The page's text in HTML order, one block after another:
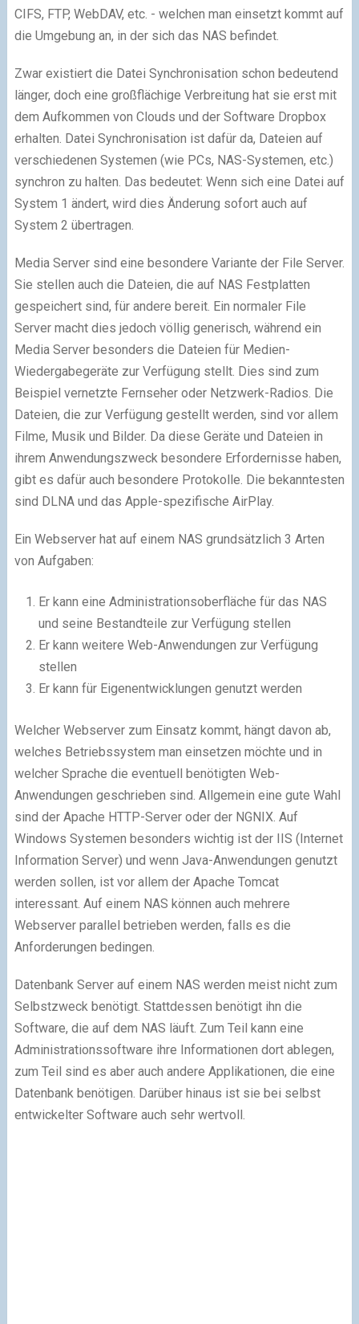
CIFS, FTP, WebDAV, etc. - welchen man einsetzt kommt auf
die Umgebung an, in der sich das NAS befindet.
Zwar existiert die Datei Synchronisation schon bedeutend
länger, doch eine großflächige Verbreitung hat sie erst mit
dem Aufkommen von Clouds und der Software Dropbox
erhalten. Datei Synchronisation ist dafür da, Dateien auf
verschiedenen Systemen (wie PCs, NAS-Systemen, etc.)
synchron zu halten. Das bedeutet: Wenn sich eine Datei auf
System 1 ändert, wird dies Änderung sofort auch auf
System 2 übertragen.
Media Server sind eine besondere Variante der File Server.
Sie stellen auch die Dateien, die auf NAS Festplatten
gespeichert sind, für andere bereit. Ein normaler File
Server macht dies jedoch völlig generisch, während ein
Media Server besonders die Dateien für Medien-
Wiedergabegeräte zur Verfügung stellt. Dies sind zum
Beispiel vernetzte Fernseher oder Netzwerk-Radios. Die
Dateien, die zur Verfügung gestellt werden, sind vor allem
Filme, Musik und Bilder. Da diese Geräte und Dateien in
ihrem Anwendungszweck besondere Erfordernisse haben,
gibt es dafür auch besondere Protokolle. Die bekanntesten
sind DLNA und das Apple-spezifische AirPlay.
Ein Webserver hat auf einem NAS grundsätzlich 3 Arten
von Aufgaben:
Er kann eine Administrationsoberfläche für das NAS
und seine Bestandteile zur Verfügung stellen
Er kann weitere Web-Anwendungen zur Verfügung
stellen
Er kann für Eigenentwicklungen genutzt werden
Welcher Webserver zum Einsatz kommt, hängt davon ab,
welches Betriebssystem man einsetzen möchte und in
welcher Sprache die eventuell benötigten Web-
Anwendungen geschrieben sind. Allgemein eine gute Wahl
sind der Apache HTTP-Server oder der NGNIX. Auf
Windows Systemen besonders wichtig ist der IIS (Internet
Information Server) und wenn Java-Anwendungen genutzt
werden sollen, ist vor allem der Apache Tomcat
interessant. Auf einem NAS können auch mehrere
Webserver parallel betrieben werden, falls es die
Anforderungen bedingen.
Datenbank Server auf einem NAS werden meist nicht zum
Selbstzweck benötigt. Stattdessen benötigt ihn die
Software, die auf dem NAS läuft. Zum Teil kann eine
Administrationssoftware ihre Informationen dort ablegen,
zum Teil sind es aber auch andere Applikationen, die eine
Datenbank benötigen. Darüber hinaus ist sie bei selbst
entwickelter Software auch sehr wertvoll.